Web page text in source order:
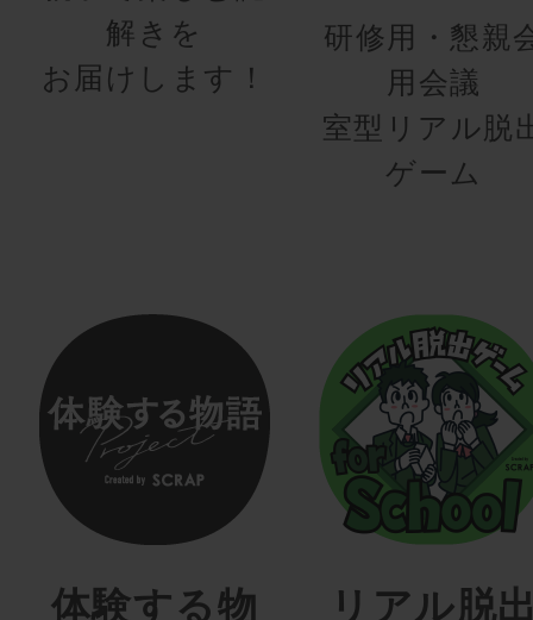
解きを
お届けします！
研修用・懇親
用会議
室型リアル脱
ゲーム
体験する物
リアル脱